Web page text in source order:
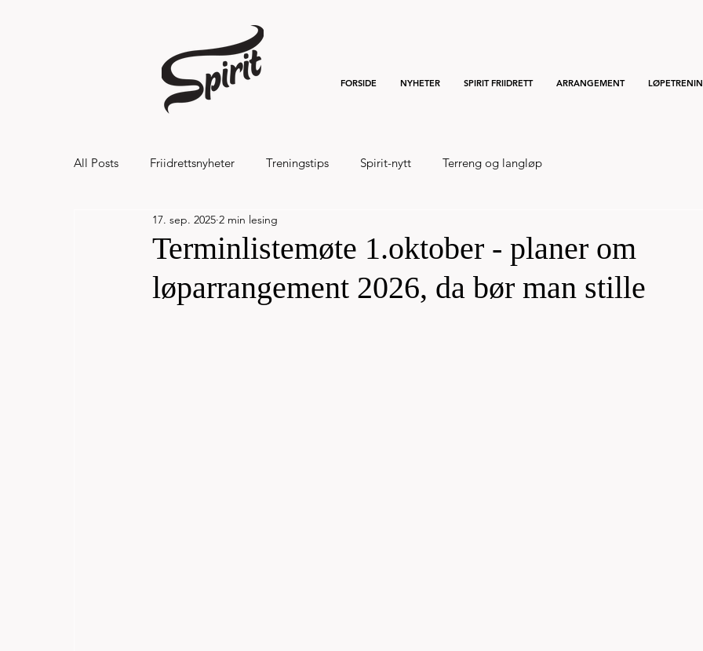
FORSIDE NYHETER SPIRIT FRIIDRETT ARRANGEMENT
All Posts Friidrettsnyheter Treningstips Spirit-nytt Terreng og langløp
Hålandsvannet halvmaraton og 7km 20
Terminlistemøte 1.oktober - planer om
løparrangement 2026, da bør man stille
17. sep. 2025 2 min lesing